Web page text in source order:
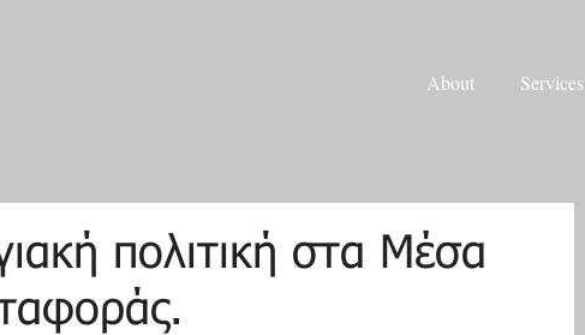
πολιτική στα Μέσα
About Services